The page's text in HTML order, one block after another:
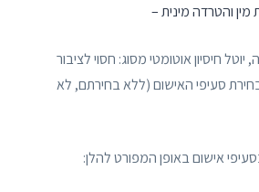
מין והטרדה מינית –
חיסיון אוטומטי מסוג: חסוי לציבור
סעיפי האישום (ללא בחירתם, לא
אישום באופן המפורט להלן: